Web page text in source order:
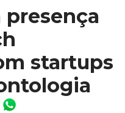
presença
startups